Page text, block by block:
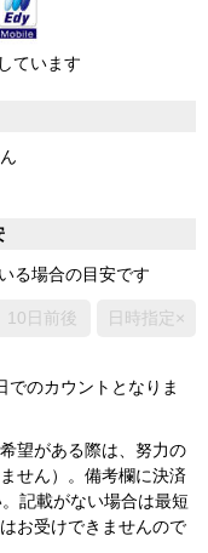
ています
る場合の目安です
10日前後 日時指定×
でのカウントとなりま
望がある際は、努力の
せん）。備考欄に決済
記載がない場合は最短
お受けできませんので